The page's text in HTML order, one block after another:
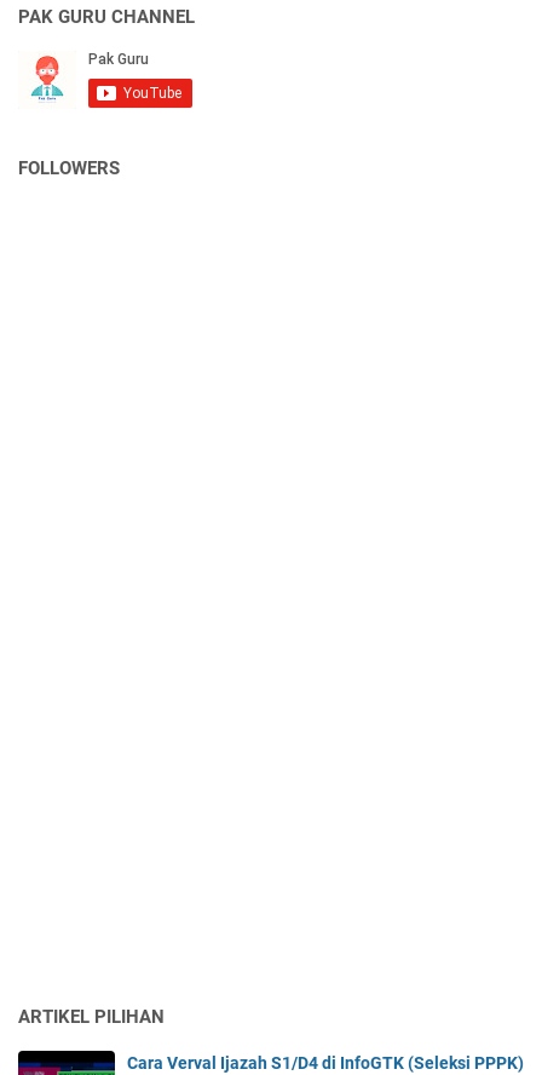
PAK GURU CHANNEL
FOLLOWERS
ARTIKEL PILIHAN
Cara Verval Ijazah S1/D4 di InfoGTK (Seleksi PPPK)